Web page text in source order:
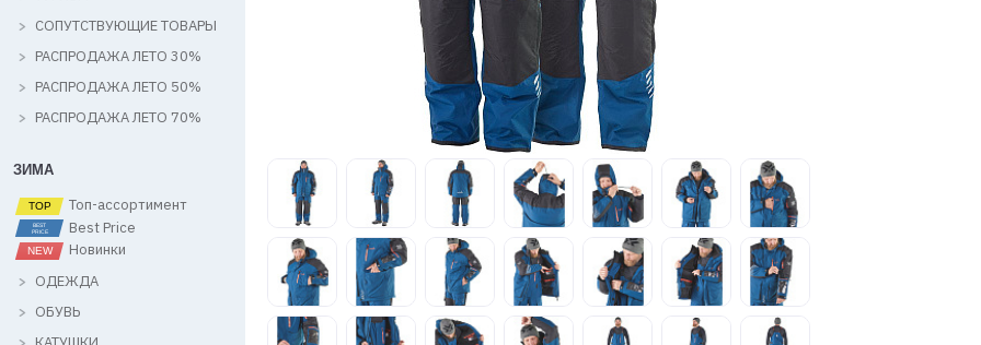
ПАРОЛЬ
ЗАБЫЛИ ПАРОЛЬ?
РЕГИСТРАЦИЯ ОПТ
РЕГИСТРАЦИЯ РОЗНИЦА
СОПУТСТВУЮЩИЕ ТОВАРЫ
РАСПРОДАЖА ЛЕТО 30%
РАСПРОДАЖА ЛЕТО 50%
РАСПРОДАЖА ЛЕТО 70%
ЗИМА
Топ-ассортимент
Best Price
Новинки
ОДЕЖДА
ОБУВЬ